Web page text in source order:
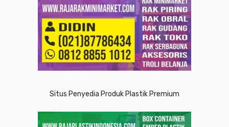
Situs Penyedia Produk Plastik Premium